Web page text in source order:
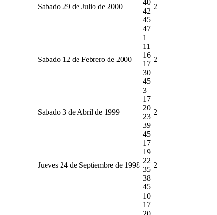
Sabado 29 de Julio de 2000
40
42
45
47
2
Sabado 12 de Febrero de 2000
1
11
16
17
30
45
2
Sabado 3 de Abril de 1999
3
17
20
23
39
45
2
Jueves 24 de Septiembre de 1998
17
19
22
35
38
45
2
10
17
20